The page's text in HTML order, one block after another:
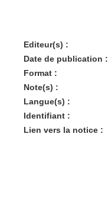
Editeur(s) :
Date de publication :
Format :
Note(s) :
Langue(s) :
Identifiant :
Lien vers la notice :